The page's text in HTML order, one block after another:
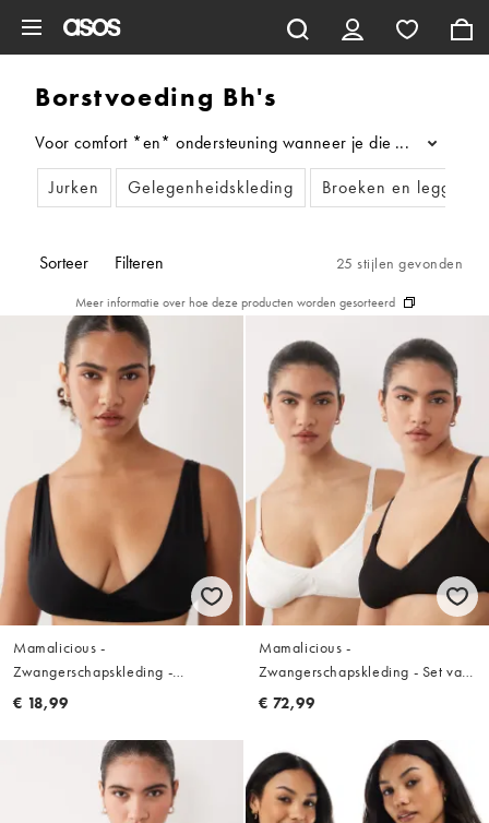
Borstvoeding Bh's
Voor comfort *en* ondersteuning wanneer je die het hardst
...
Jurken
Gelegenheidskleding Broeken en leggings
Sorteer Filteren 25 stijlen gevonden
Meer informatie over hoe deze producten worden gesorteerd
Mamalicious -
Zwangerschapskleding -
Borstvoedings-bh van katoen met
€ 18,99
Mamalicious -
Zwangerschapskleding - Set van
2 borstvoedingsbh's met 2
€ 72,99